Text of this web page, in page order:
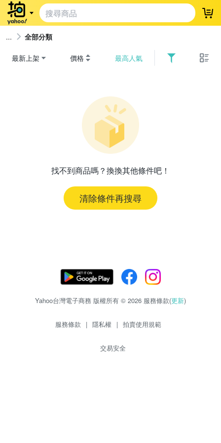
登
全部分類
最新上架 價格 最高人氣
找不到商品嗎？換換其他條件吧！
清除條件再搜尋
Yahoo台灣電子商務 版權所有 © 2026 服務條款(更新)
服務條款 | 隱私權 | 拍賣使用規範
交易安全